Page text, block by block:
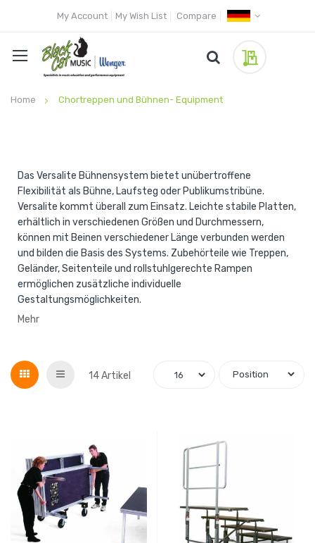
My Account My Wish List Compare
Home Chortreppen und Bühnen- Equipment
Das Versalite Bühnensystem bietet unübertroffene
Flexibilität als Bühne, Laufsteg oder Publikumstribüne.
Versalite kommt überall zum Einsatz. Leichte stabile Platten,
erhältlich in verschiedenen Größen und Durchmessern,
können mit Beinen verschiedener Länge verbunden werden
und bilden die Basis des Systems. Zubehörteile wie Treppen,
Geländer, Seitenteile und rollstuhlgerechte Rampen
ermöglichen zusätzliche individuelle
Gestaltungsmöglichkeiten.
Mehr
Grid List 14Artikel